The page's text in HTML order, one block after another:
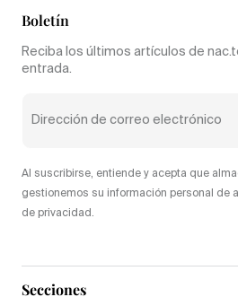
Secciones
Boletín
Reciba los últimos artículos de
entrada.
Al suscribirse, entiende y acepta que
gestionemos su información personal de
de privacidad.